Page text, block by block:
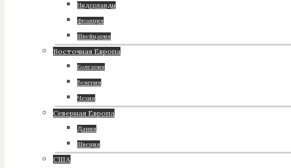
Нидерланды
Франция
Швейцария
Восточная Европа
Болгария
Венгрия
Чехия
Северная Европа
Дания
Швеция
США